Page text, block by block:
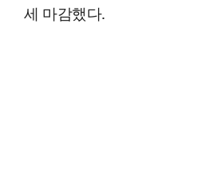
세 마감했다.